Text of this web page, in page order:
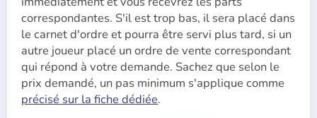
correspondantes. S'il est trop bas, il sera placé dans
le carnet d'ordre et pourra être servi plus tard, si un
autre joueur placé un ordre de vente correspondant
qui répond à votre demande. Sachez que selon le
prix demandé, un pas minimum s'applique comme
précisé sur la fiche dédiée.